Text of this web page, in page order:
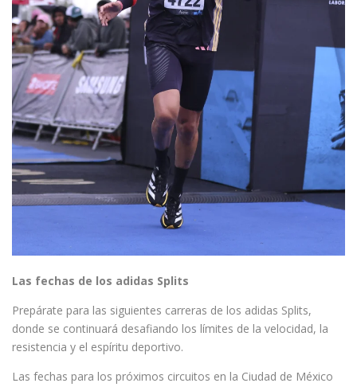
Las fechas de los adidas Splits
Prepárate para las siguientes carreras de los adidas Splits,
donde se continuará desafiando los límites de la velocidad, la
resistencia y el espíritu deportivo.
Las fechas para los próximos circuitos en la Ciudad de México